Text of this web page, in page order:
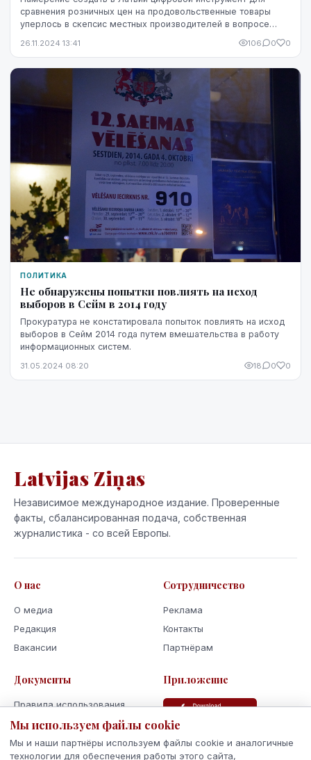
сравнения розничных цен на продовольственные товары
уперлось в скепсис местных производителей в вопросе
26.11.2024 13:41 106 0 0
ПОЛИТИКА
Не обнаружены попытки повлиять на исход
выборов в Сейм в 2014 году
Прокуратура не констатировала попыток повлиять на исход
выборов в Сейм 2014 года путем вмешательства в работу
информационных систем.
31.05.2024 08:20 18 0 0
Latvijas Ziņas
Независимое международное издание. Проверенные
факты, сбалансированная подача, собственная
журналистика - со всей Европы.
О нас
О медиа
Редакция
Вакансии
Сотрудничество
Реклама
Контакты
Партнёрам
Документы
Правила использования
Политика
Использование cookie
Приложение
Мы используем файлы cookie
Мы и наши партнёры используем файлы cookie и аналогичные
технологии для обеспечения работы этого сайта,